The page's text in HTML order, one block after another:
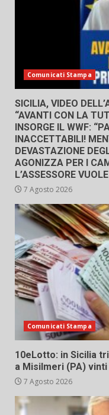
Comunicati Stampa
SICILIA, VIDEO
“AVANTI CON LA
INSORGE IL WWF:
INACCETTABILI!
DEVASTAZIONE
AGONIZZA PER I
L’ASSESSORE
7 Agosto 2026
Comunicati Stampa
10eLotto: in Sicilia
a Misilmeri (PA) vinti
7 Agosto 2026